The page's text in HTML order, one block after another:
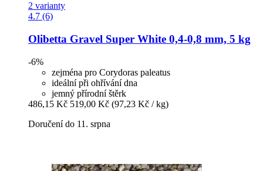
2 varianty
4.7 (6)
Olibetta Gravel Super White 0,4-​0,8 mm, 5 kg
-6%
zejména pro Corydoras paleatus
ideální při ohřívání dna
jemný přírodní štěrk
486,15 Kč 519,00 Kč (97,23 Kč / kg)
Doručení do 11. srpna